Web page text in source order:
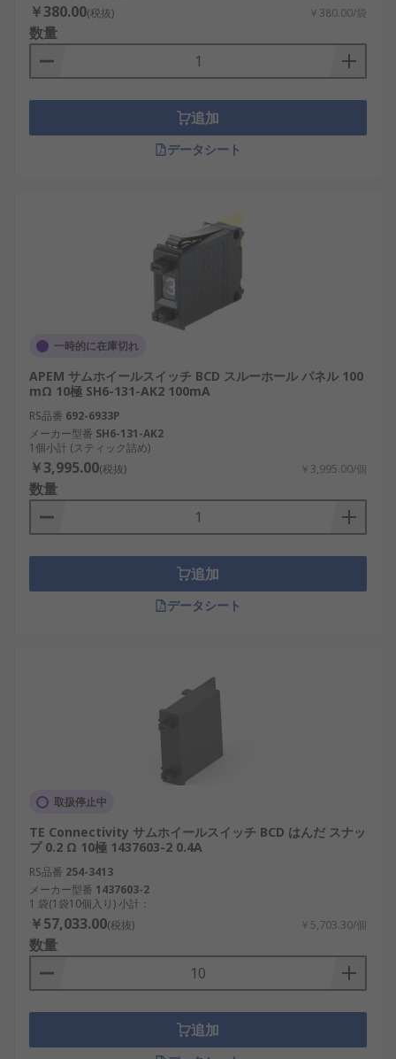
￥380.00(税抜) ￥380.00/袋
数量
追加
データシート
一時的に在庫切れ
APEM サムホイールスイッチ BCD スルーホール パネル 100
mΩ 10極 SH6-131-AK2 100mA
RS品番 692-6933P
メーカー型番 SH6-131-AK2
1個小計 (スティック詰め)
￥3,995.00(税抜) ￥3,995.00/個
数量
追加
データシート
取扱停止中
TE Connectivity サムホイールスイッチ BCD はんだ スナッ
プ 0.2 Ω 10極 1437603-2 0.4A
RS品番 254-3413
メーカー型番 1437603-2
1 袋(1袋10個入り) 小計：
￥57,033.00(税抜) ￥5,703.30/個
数量
追加